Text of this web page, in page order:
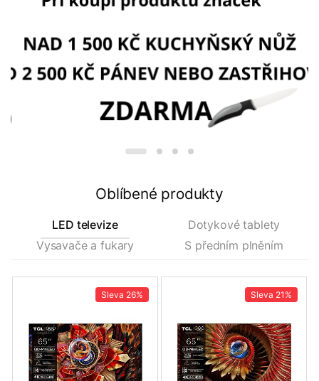
CASHBACK! Kup nový
a získej až 3 000 Kč zpět.
Chci ušetřit
Oblíbené produkty
LED televize
Dotykové tablety
Vysavače a fukary
S předním plněním
Sleva 26% Sleva 21%